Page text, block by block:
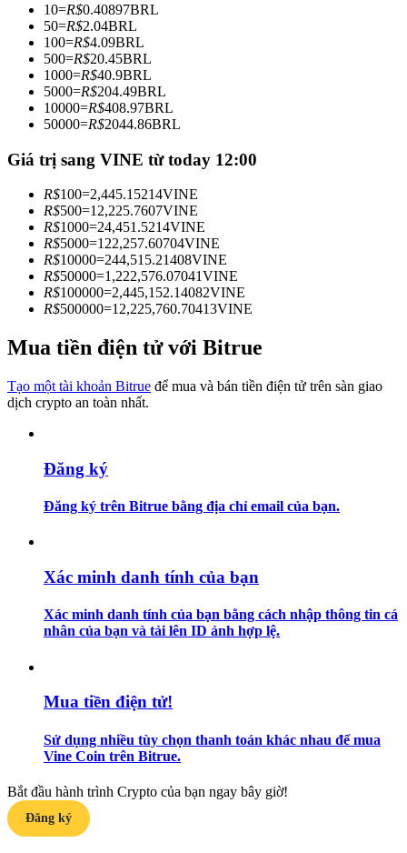
Trở thành Nhà giao dịch Sao chép
Tận hưởng chia sẻ lợi nhuận và hoa hồng giao dịch sao chép
Thông tin
Hướng dẫn
Học cách duy trì lợi nhuận
10=R$0.40897BRL
50=R$2.04BRL
100=R$4.09BRL
500=R$20.45BRL
1000=R$40.9BRL
5000=R$204.49BRL
10000=R$408.97BRL
50000=R$2044.86BRL
Giá trị sang VINE từ today 12:00
R$100=2,445.15214VINE
R$500=12,225.7607VINE
R$1000=24,451.5214VINE
R$5000=122,257.60704VINE
R$10000=244,515.21408VINE
R$50000=1,222,576.07041VINE
R$100000=2,445,152.14082VINE
R$500000=12,225,760.70413VINE
Mua tiền điện tử với Bitrue
Tạo một tài khoản Bitrue để mua và bán tiền điện tử trên sàn giao
dịch crypto an toàn nhất.
Đăng ký
Đăng ký trên Bitrue bằng địa chỉ email của bạn.
Xác minh danh tính của bạn
Xác minh danh tính của bạn bằng cách nhập thông tin cá
nhân của bạn và tải lên ID ảnh hợp lệ.
Mua tiền điện tử!
Sử dụng nhiều tùy chọn thanh toán khác nhau để mua
Vine Coin trên Bitrue.
Bắt đầu hành trình Crypto của bạn ngay bây giờ!
Đăng ký